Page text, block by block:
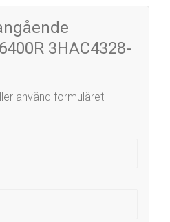
3HAC4328-
använd formuläret